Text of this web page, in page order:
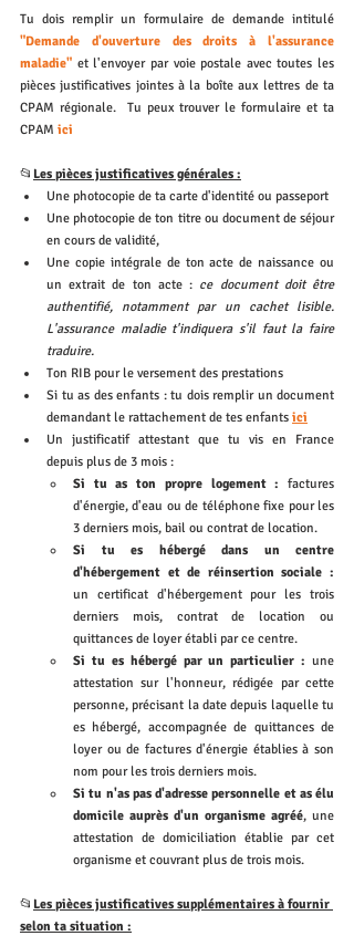
Tu dois remplir un formulaire de demande intitulé
"Demande d'ouverture des droits à l'assurance
maladie" et l'envoyer par voie postale avec toutes les
pièces justificatives jointes à la boîte aux lettres de ta
CPAM régionale.  Tu peux trouver le formulaire et ta
CPAM ici
📂 Les pièces justificatives générales :
Une photocopie de ta carte d'identité ou passeport
Une photocopie de ton titre ou document de séjour
en cours de validité,
Une copie intégrale de ton acte de naissance ou
un extrait de ton acte : ce document doit être
authentifié, notamment par un cachet lisible.
L'assurance maladie t'indiquera s'il faut la faire
traduire.
Ton RIB pour le versement des prestations
Si tu as des enfants : tu dois remplir un document
demandant le rattachement de tes enfants ici
Un justificatif attestant que tu vis en France
depuis plus de 3 mois :
Si tu as ton propre logement : factures
d'énergie, d'eau ou de téléphone fixe pour les
3 derniers mois, bail ou contrat de location.
Si tu es hébergé dans un centre
d'hébergement et de réinsertion sociale :
un certificat d'hébergement pour les trois
derniers mois, contrat de location ou
quittances de loyer établi par ce centre.
Si tu es hébergé par un particulier : une
attestation sur l'honneur, rédigée par cette
personne, précisant la date depuis laquelle tu
es hébergé, accompagnée de quittances de
loyer ou de factures d'énergie établies à son
nom pour les trois derniers mois.
Si tu n'as pas d'adresse personnelle et as élu
domicile auprès d'un organisme agréé, une
attestation de domiciliation établie par cet
organisme et couvrant plus de trois mois.
📂 Les pièces justificatives supplémentaires à fournir
selon ta situation :